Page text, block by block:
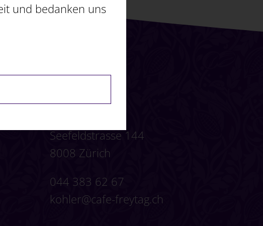
Kontakt
Seefeldstrasse 144
8008 Zürich
044 383 62 67
kohler@cafe-freytag.ch
und bedanken uns